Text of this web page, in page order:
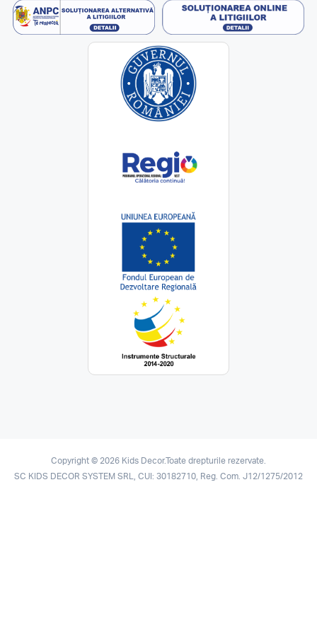
Copyright © 2026 Kids Decor.Toate drepturile rezervate.
SC KIDS DECOR SYSTEM SRL, CUI: 30182710, Reg. Com. J12/1275/2012